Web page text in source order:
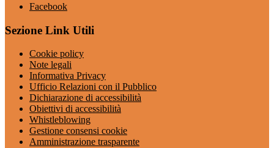
Facebook
Sezione Link Utili
Cookie policy
Note legali
Informativa Privacy
Ufficio Relazioni con il Pubblico
Dichiarazione di accessibilità
Obiettivi di accessibilità
Whistleblowing
Gestione consensi cookie
Amministrazione trasparente